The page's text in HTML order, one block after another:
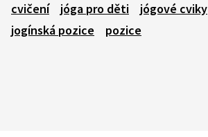
cvičení
jóga pro děti jógové cviky
jogínská pozice
pozice